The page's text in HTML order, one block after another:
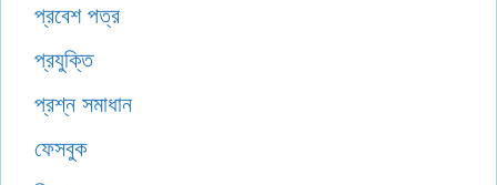
প্রবেশ পত্র
প্রযুক্তি
প্রশ্ন সমাধান
ফেসবুক